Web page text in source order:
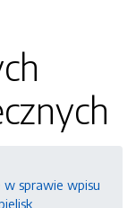
w sprawie wpisu